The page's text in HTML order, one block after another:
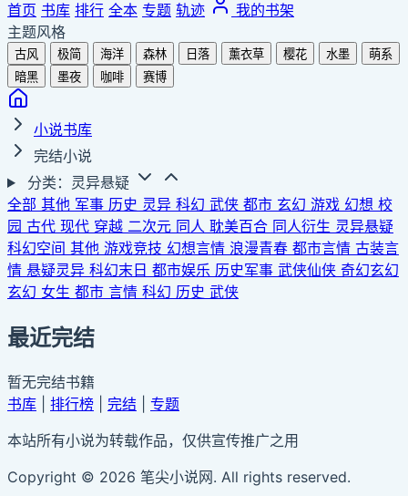
首页 书库 排行 全本 专题 轨迹
我的书架
主题风格
古风 极简 海洋 森林 日落 薰衣草 樱花 水墨
萌系
暗黑
墨夜 咖啡 赛博
小说书库
完结小说
分类：灵异悬疑
全部 其他 军事 历史 灵异 科幻 武侠 都市 玄幻 游戏 幻想 校
园 古代 现代 穿越 二次元 同人 耽美百合 同人衍生 灵异悬疑
科幻空间 其他 游戏竞技 幻想言情 浪漫青春 都市言情 古装言
情 悬疑灵异 科幻末日 都市娱乐 历史军事 武侠仙侠 奇幻玄幻
玄幻 女生 都市 言情 科幻 历史 武侠
最近完结
暂无完结书籍
书库
排行榜 完结
专题
本站所有小说为转载作品，仅供宣传推广之用
Copyright © 2026 笔尖小说网. All rights reserved.